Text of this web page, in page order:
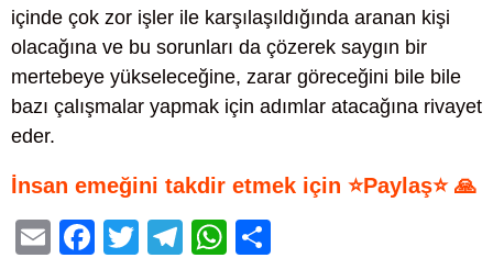
içinde çok zor işler ile karşılaşıldığında aranan kişi
olacağına ve bu sorunları da çözerek saygın bir
mertebeye yükseleceğine, zarar göreceğini bile bile
bazı çalışmalar yapmak için adımlar atacağına rivayet
eder.
İnsan emeğini takdir etmek için ⭐Paylaş⭐ 🙏
E
F
T
T
W